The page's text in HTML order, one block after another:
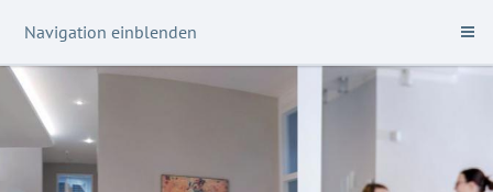
Navigation einblenden